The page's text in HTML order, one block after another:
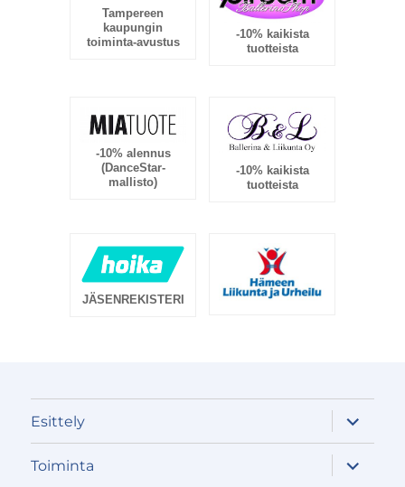
Tampereen
kaupungin
toiminta-avustus
-10% kaikista
tuotteista
-10% alennus
(DanceStar-
mallisto)
-10% kaikista
tuotteista
JÄSENREKISTERI
Esittely
näytä
Toiminta
näytä